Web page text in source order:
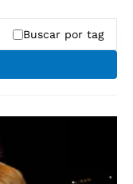
Buscar por tag